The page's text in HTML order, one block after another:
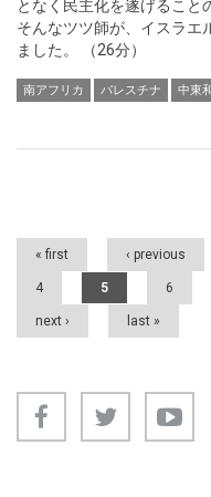
となく民主化を遂げること
そんなツツ師が、イスラエ
ました。 （26分）
南アフリカ パレスチナ 中東
Pages
« first ‹ previous
4 5 6
next › last »